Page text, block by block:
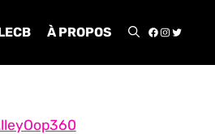
À PROPOS